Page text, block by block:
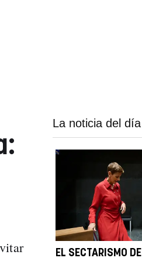
La noticia del día
EL SECTARISMO